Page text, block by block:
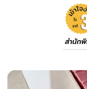
สำนักพิ